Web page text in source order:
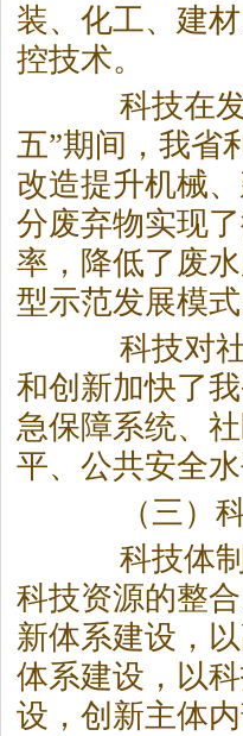
装、化工、建
控技术。
科技在发
五”期间，我省
改造提升机械
分废弃物实现
率，降低了废
型示范发展模式
科技对社
和创新加快了
急保障系统、
平、公共安全
（三）科
科技体制
科技资源的整
新体系建设，
体系建设，以
设，创新主体